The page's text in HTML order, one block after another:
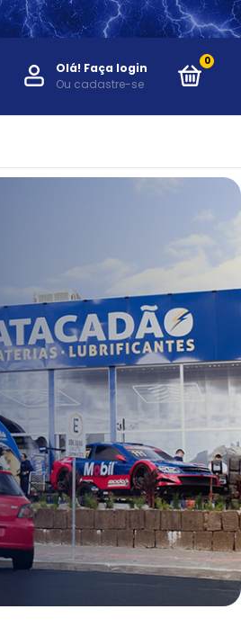
Olá! Faça login
Ou cadastre-se
0